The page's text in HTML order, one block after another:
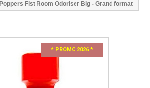
Poppers Fist Room Odoriser Big - Grand format
* PROMO 2026 *